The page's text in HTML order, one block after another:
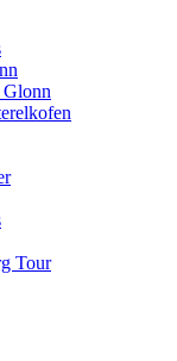
Glonn
Tour